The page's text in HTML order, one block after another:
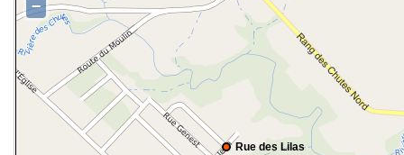
Rue des Lilas
−